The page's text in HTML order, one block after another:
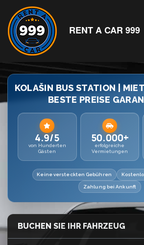
RENT A CAR 999
KOLAŠIN BUS STATION |
BESTE PREISE
4.9/5
von Hunderten
Gästen
50.000+
erfolgreiche
Vermietungen
Keine versteckten Gebühren
Zahlung bei Ankunft
BUCHEN SIE IHR FAHRZEUG